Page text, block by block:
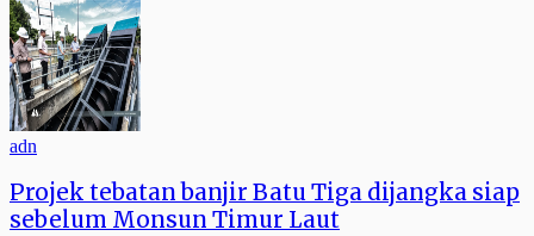
adn
Projek tebatan banjir Batu Tiga dijangka siap
sebelum Monsun Timur Laut